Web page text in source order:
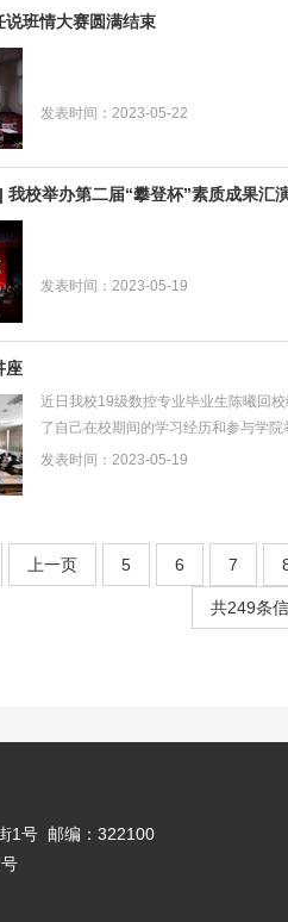
班情大赛圆满结束
发表时间：2023-05-22
我校举办第二届“攀登杯”素质成果汇
发表时间：2023-05-19
座
近日我校19级数控专业毕业生陈曦回
了自己在校期间的学习经历和参与学
年的工作中，在领导同事的帮助下圆满
发表时间：2023-05-19
上一页 5 6 7
共249条
1号 邮编：322100